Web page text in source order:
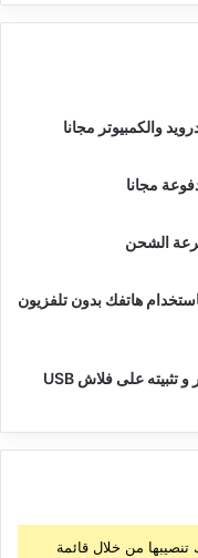
مجانا
هاتفك بدون تلفزيون
تحميل نسخة MacOS Sierra برابط مباشر و تثبيته على فلاش USB
من خلال قائمة